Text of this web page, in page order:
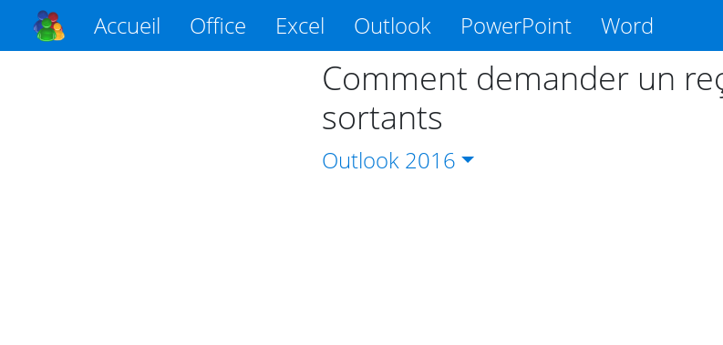
Accueil Office Excel Outlook PowerPoint Word
Comment demander un
sortants
Outlook 2016